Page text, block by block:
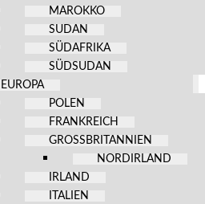
MAROKKO
SUDAN
SÜDAFRIKA
SÜDSUDAN
EUROPA
POLEN
FRANKREICH
GROSSBRITANNIEN
NORDIRLAND
IRLAND
ITALIEN